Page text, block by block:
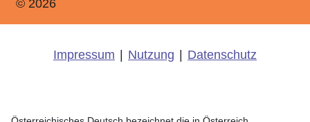
© 2026
Impressum Nutzung Datenschutz